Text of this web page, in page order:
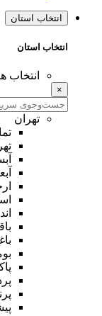
انتخاب استان
انتخاب استان
انتخاب
×
تهران